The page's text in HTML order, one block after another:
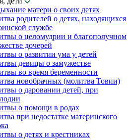
матери о своих детях
родителей о детях, находящихся
службе
о целомудрии и благополучном
дочерей
о развитии ума у детей
девицы о замужестве
во время беременности
новобрачных (молитва Товии)
о даровании детей, при
о помощи в родах
при недостатке материнского
о детях и крестниках